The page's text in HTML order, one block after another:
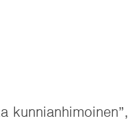
kunnianhimoinen”,